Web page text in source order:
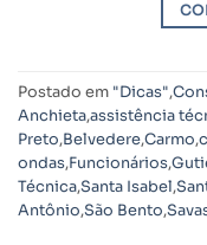
Postado em "Dicas",
Anchieta,assistência
Preto,Belvedere,Carmo,
ondas,Funcionários,
Técnica,Santa Isabel,
Antônio,São Bento,